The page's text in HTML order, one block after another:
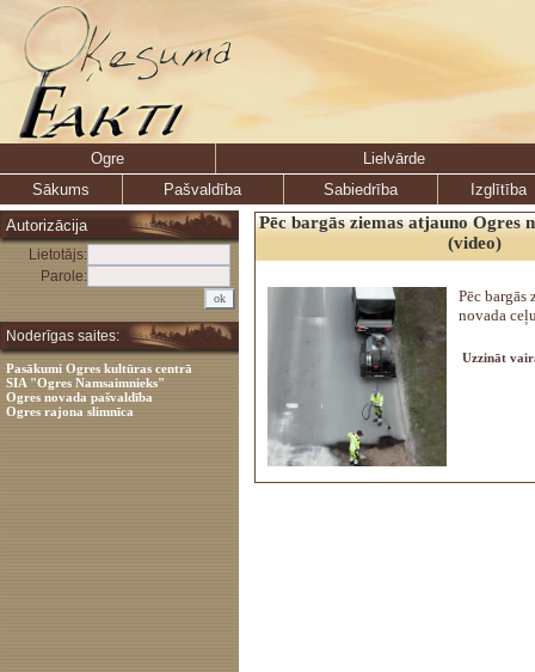
Ogre
Lielvārde
Sākums
Pašvaldība Sabiedrība
Izglītība
Autorizācija
Lietotājs:
Parole:
Noderīgas saites:
Pasākumi Ogres kultūras centrā
SIA "Ogres Namsaimnieks"
Ogres novada pašvaldība
Ogres rajona slimnīca
Pēc bargās ziemas atjauno Ogres
(video)
Pēc bargās
novada
Uzzināt